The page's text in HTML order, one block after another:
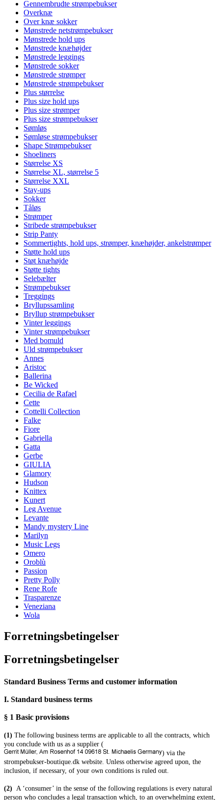
Gennembrudte strømpebukser
Overknæ
Over knæ sokker
Mønstrede netstrømpebukser
Mønstrede hold ups
Mønstrede knæhøjder
Mønstrede leggings
Mønstrede sokker
Mønstrede strømper
Mønstrede strømpebukser
Plus størrelse
Plus size hold ups
Plus size strømper
Plus size strømpebukser
Sømløs
Sømløse strømpebukser
Shape Strømpebukser
Shoeliners
Størrelse XS
Størrelse XL, størrelse 5
Størrelse XXL
Stay-ups
Sokker
Tåløs
Strømper
Stribede strømpebukser
Strip Panty
Sommertights, hold ups, strømper, knæhøjder, ankelstrømper
Støtte hold ups
Støt knæhøjde
Støtte tights
Selebælter
Strømpebukser
Treggings
Bryllupssamling
Bryllup strømpebukser
Vinter leggings
Vinter strømpebukser
Med bomuld
Uld strømpebukser
Annes
Aristoc
Ballerina
Be Wicked
Cecilia de Rafael
Cette
Cottelli Collection
Falke
Fiore
Gabriella
Gatta
Gerbe
GIULIA
Glamory
Hudson
Knittex
Kunert
Leg Avenue
Levante
Mandy mystery Line
Marilyn
Music Legs
Omero
Oroblù
Passion
Pretty Polly
Rene Rofe
Trasparenze
Veneziana
Wola
Forretningsbetingelser
Forretningsbetingelser
Standard Business Terms and customer information
I. Standard business terms
§ 1 Basic provisions
(1) The following business terms are applicable to all the contracts, which
you conclude with us as a supplier (
) via the
strompebukser-boutique.dk website. Unless otherwise agreed upon, the
inclusion, if necessary, of your own conditions is ruled out.
(2)
A ‘consumer’ in the sense of the following regulations is every natural
person who concludes a legal transaction which, to an overwhelming extent,